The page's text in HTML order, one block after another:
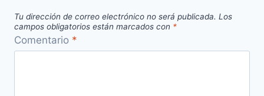
Tu dirección de correo electrónico no será publicada. Los
campos obligatorios están marcados con *
Comentario *